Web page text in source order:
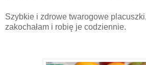
Szybkie i zdrowe twarogowe
zakochałam i robię je codziennie.